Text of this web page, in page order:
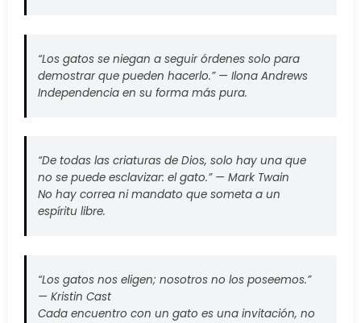
“Los gatos se niegan a seguir órdenes solo para
demostrar que pueden hacerlo.” — Ilona Andrews
Independencia en su forma más pura.
“De todas las criaturas de Dios, solo hay una que
no se puede esclavizar: el gato.” — Mark Twain
No hay correa ni mandato que someta a un
espíritu libre.
“Los gatos nos eligen; nosotros no los poseemos.”
— Kristin Cast
Cada encuentro con un gato es una invitación, no